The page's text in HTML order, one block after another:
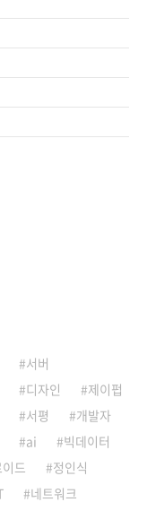
서버
디자인
제이펍
서평
개발자
ai
빅데이터
드
정인식
네트워크